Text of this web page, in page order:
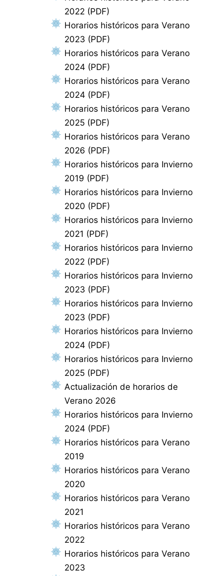
2022 (PDF)
Horarios históricos para Verano
2023 (PDF)
Horarios históricos para Verano
2024 (PDF)
Horarios históricos para Verano
2024 (PDF)
Horarios históricos para Verano
2025 (PDF)
Horarios históricos para Verano
2026 (PDF)
Horarios históricos para Invierno
2019 (PDF)
Horarios históricos para Invierno
2020 (PDF)
Horarios históricos para Invierno
2021 (PDF)
Horarios históricos para Invierno
2022 (PDF)
Horarios históricos para Invierno
2023 (PDF)
Horarios históricos para Invierno
2023 (PDF)
Horarios históricos para Invierno
2024 (PDF)
Horarios históricos para Invierno
2025 (PDF)
Actualización de horarios de
Verano 2026
Horarios históricos para Invierno
2024 (PDF)
Horarios históricos para Verano
2019
Horarios históricos para Verano
2020
Horarios históricos para Verano
2021
Horarios históricos para Verano
2022
Horarios históricos para Verano
2023